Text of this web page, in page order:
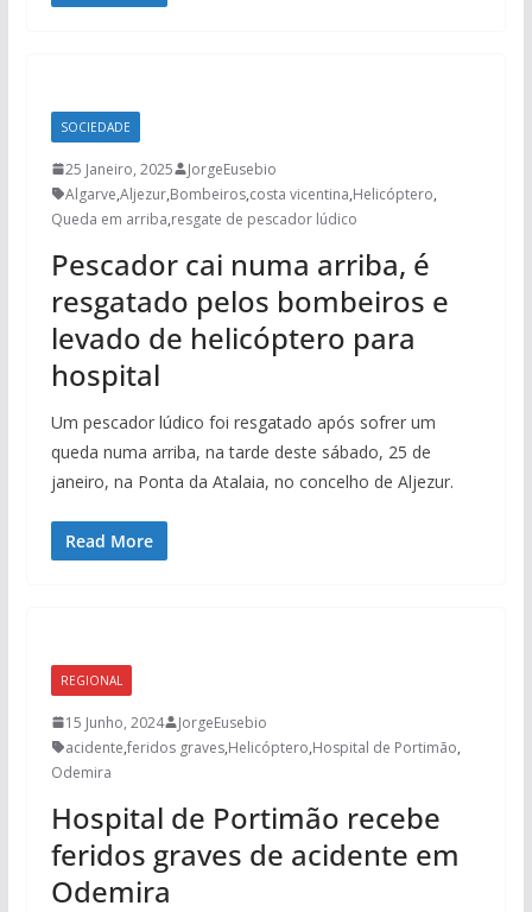
SOCIEDADE
25 Janeiro, 2025
JorgeEusebio
Algarve,Aljezur,Bombeiros,costa vicentina,Helicóptero,
Queda em arriba,resgate de pescador lúdico
Pescador cai numa arriba, é
resgatado pelos bombeiros e
levado de helicóptero para
hospital
Um pescador lúdico foi resgatado após sofrer um
queda numa arriba, na tarde deste sábado, 25 de
janeiro, na Ponta da Atalaia, no concelho de Aljezur.
Read More
REGIONAL
15 Junho, 2024
JorgeEusebio
acidente,feridos graves,Helicóptero,Hospital de Portimão,
Odemira
Hospital de Portimão recebe
feridos graves de acidente em
Odemira